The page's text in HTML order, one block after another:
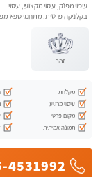
עיסוי מפנק, עיסוי מקצועי, עיסוי
בקלניקה פרטית, מתחמי ספא
זהב
מקלחת
עיסוי מרגיע
מקום פרטי
תמונה אמיתית
4531992